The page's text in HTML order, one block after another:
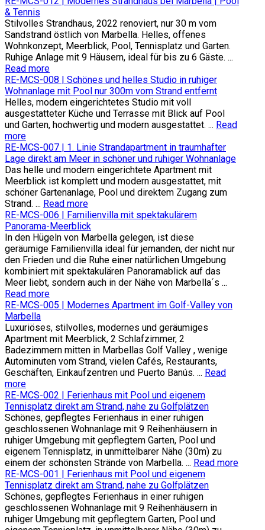
& Tennis
Stilvolles Strandhaus, 2022 renoviert, nur 30 m vom
Sandstrand östlich von Marbella. Helles, offenes
Wohnkonzept, Meerblick, Pool, Tennisplatz und Garten.
Ruhige Anlage mit 9 Häusern, ideal für bis zu 6 Gäste. ...
Read more
RE-MCS-008 | Schönes und helles Studio in ruhiger
Wohnanlage mit Pool nur 300m vom Strand entfernt
Helles, modern eingerichtetes Studio mit voll
ausgestatteter Küche und Terrasse mit Blick auf Pool
und Garten, hochwertig und modern ausgestattet. ... Read
more
RE-MCS-007 | 1. Linie Strandapartment in traumhafter
Lage direkt am Meer in schöner und ruhiger Wohnanlage
Das helle und modern eingerichtete Apartment mit
Meerblick ist komplett und modern ausgestattet, mit
schöner Gartenanlage, Pool und direktem Zugang zum
Strand. ... Read more
RE-MCS-006 | Familienvilla mit spektakulärem
Panorama-Meerblick
In den Hügeln von Marbella gelegen, ist diese
geräumige Familienvilla ideal für jemanden, der nicht nur
den Frieden und die Ruhe einer natürlichen Umgebung
kombiniert mit spektakulären Panoramablick auf das
Meer liebt, sondern auch in der Nähe von Marbella´s ...
Read more
RE-MCS-005 | Modernes Apartment im Golf-Valley von
Marbella
Luxuriöses, stilvolles, modernes und geräumiges
Apartment mit Meerblick, 2 Schlafzimmer, 2
Badezimmern mitten in Marbellas Golf Valley , wenige
Autominuten vom Strand, vielen Cafés, Restaurants,
Geschäften, Einkaufzentren und Puerto Banús. ... Read
more
RE-MCS-002 | Ferienhaus mit Pool und eigenem
Tennisplatz direkt am Strand, nahe zu Golfplätzen
Schönes, gepflegtes Ferienhaus in einer ruhigen
geschlossenen Wohnanlage mit 9 Reihenhäusern in
ruhiger Umgebung mit gepflegtem Garten, Pool und
eigenem Tennisplatz, in unmittelbarer Nähe (30m) zu
einem der schönsten Strände von Marbella. ... Read more
RE-MCS-001 | Ferienhaus mit Pool und eigenem
Tennisplatz direkt am Strand, nahe zu Golfplätzen
Schönes, gepflegtes Ferienhaus in einer ruhigen
geschlossenen Wohnanlage mit 9 Reihenhäusern in
ruhiger Umgebung mit gepflegtem Garten, Pool und